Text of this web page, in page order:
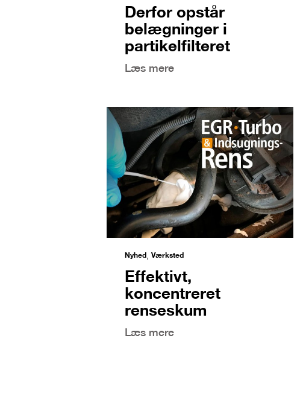
Derfor opstår
belægninger i
partikelfilteret
Læs mere
Nyhed, Værksted
Effektivt,
koncentreret
renseskum
Læs mere